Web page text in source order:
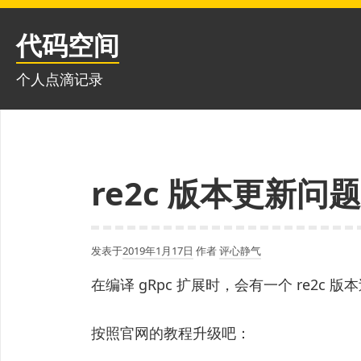
跳
代码空间
个人点滴记录
re2c 版本更新问题
发表于2019年1月17日 作者评心静气
在编译 gRpc 扩展时，会有一个 re2c 版
按照官网的教程升级吧：